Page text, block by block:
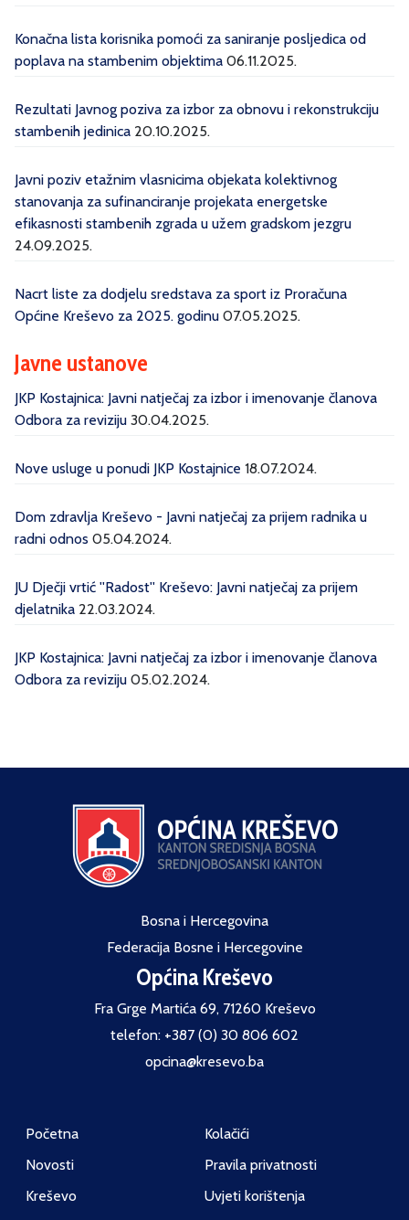
Konačna lista korisnika pomoći za saniranje posljedica od
poplava na stambenim objektima 06.11.2025.
Rezultati Javnog poziva za izbor za obnovu i rekonstrukciju
stambenih jedinica 20.10.2025.
Javni poziv etažnim vlasnicima objekata kolektivnog
stanovanja za sufinanciranje projekata energetske
efikasnosti stambenih zgrada u užem gradskom jezgru
24.09.2025.
Nacrt liste za dodjelu sredstava za sport iz Proračuna
Općine Kreševo za 2025. godinu 07.05.2025.
Javne ustanove
JKP Kostajnica: Javni natječaj za izbor i imenovanje članova
Odbora za reviziju 30.04.2025.
Nove usluge u ponudi JKP Kostajnice 18.07.2024.
Dom zdravlja Kreševo - Javni natječaj za prijem radnika u
radni odnos 05.04.2024.
JU Dječji vrtić ''Radost'' Kreševo: Javni natječaj za prijem
djelatnika 22.03.2024.
JKP Kostajnica: Javni natječaj za izbor i imenovanje članova
Odbora za reviziju 05.02.2024.
Bosna i Hercegovina
Federacija Bosne i Hercegovine
Općina Kreševo
Fra Grge Martića 69, 71260 Kreševo
telefon: +387 (0) 30 806 602
opcina@kresevo.ba
Početna
Novosti
Kreševo
Kolačići
Pravila privatnosti
Uvjeti korištenja